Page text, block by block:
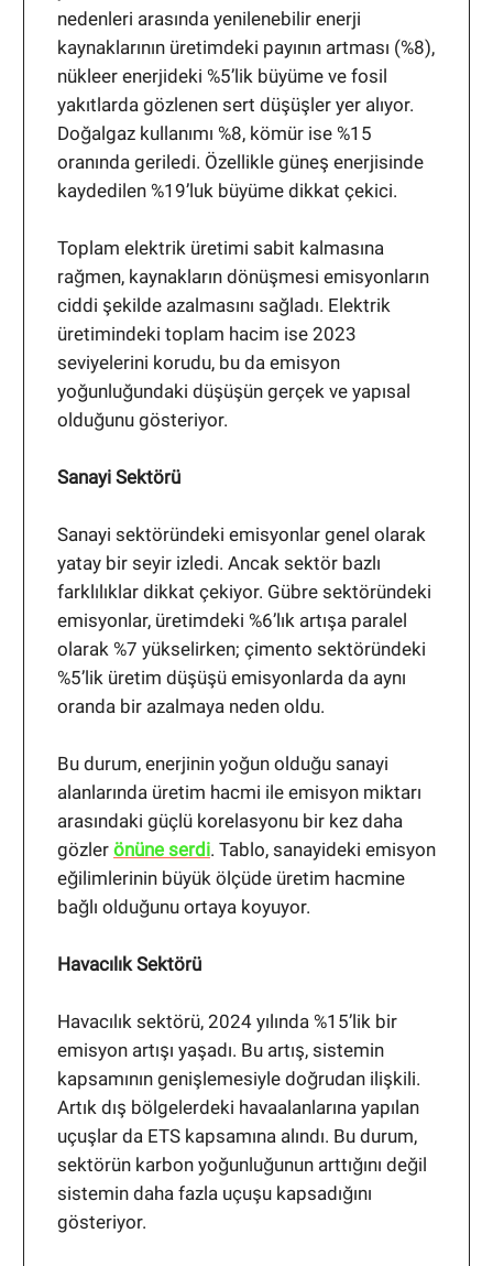
nedenleri arasında yenilenebilir enerji
kaynaklarının üretimdeki payının artması (%8),
nükleer enerjideki %5’lik büyüme ve fosil
yakıtlarda gözlenen sert düşüşler yer alıyor.
Doğalgaz kullanımı %8, kömür ise %15
oranında geriledi. Özellikle güneş enerjisinde
kaydedilen %19’luk büyüme dikkat çekici.
Toplam elektrik üretimi sabit kalmasına
rağmen, kaynakların dönüşmesi emisyonların
ciddi şekilde azalmasını sağladı. Elektrik
üretimindeki toplam hacim ise 2023
seviyelerini korudu, bu da emisyon
yoğunluğundaki düşüşün gerçek ve yapısal
olduğunu gösteriyor.
Sanayi Sektörü
Sanayi sektöründeki emisyonlar genel olarak
yatay bir seyir izledi. Ancak sektör bazlı
farklılıklar dikkat çekiyor. Gübre sektöründeki
emisyonlar, üretimdeki %6’lık artışa paralel
olarak %7 yükselirken; çimento sektöründeki
%5’lik üretim düşüşü emisyonlarda da aynı
oranda bir azalmaya neden oldu.
Bu durum, enerjinin yoğun olduğu sanayi
alanlarında üretim hacmi ile emisyon miktarı
arasındaki güçlü korelasyonu bir kez daha
gözler önüne serdi. Tablo, sanayideki emisyon
eğilimlerinin büyük ölçüde üretim hacmine
bağlı olduğunu ortaya koyuyor.
Havacılık Sektörü
Havacılık sektörü, 2024 yılında %15’lik bir
emisyon artışı yaşadı. Bu artış, sistemin
kapsamının genişlemesiyle doğrudan ilişkili.
Artık dış bölgelerdeki havaalanlarına yapılan
uçuşlar da ETS kapsamına alındı. Bu durum,
sektörün karbon yoğunluğunun arttığını değil
sistemin daha fazla uçuşu kapsadığını
gösteriyor.